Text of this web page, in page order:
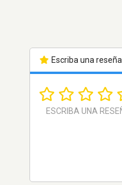
Escriba una reseña